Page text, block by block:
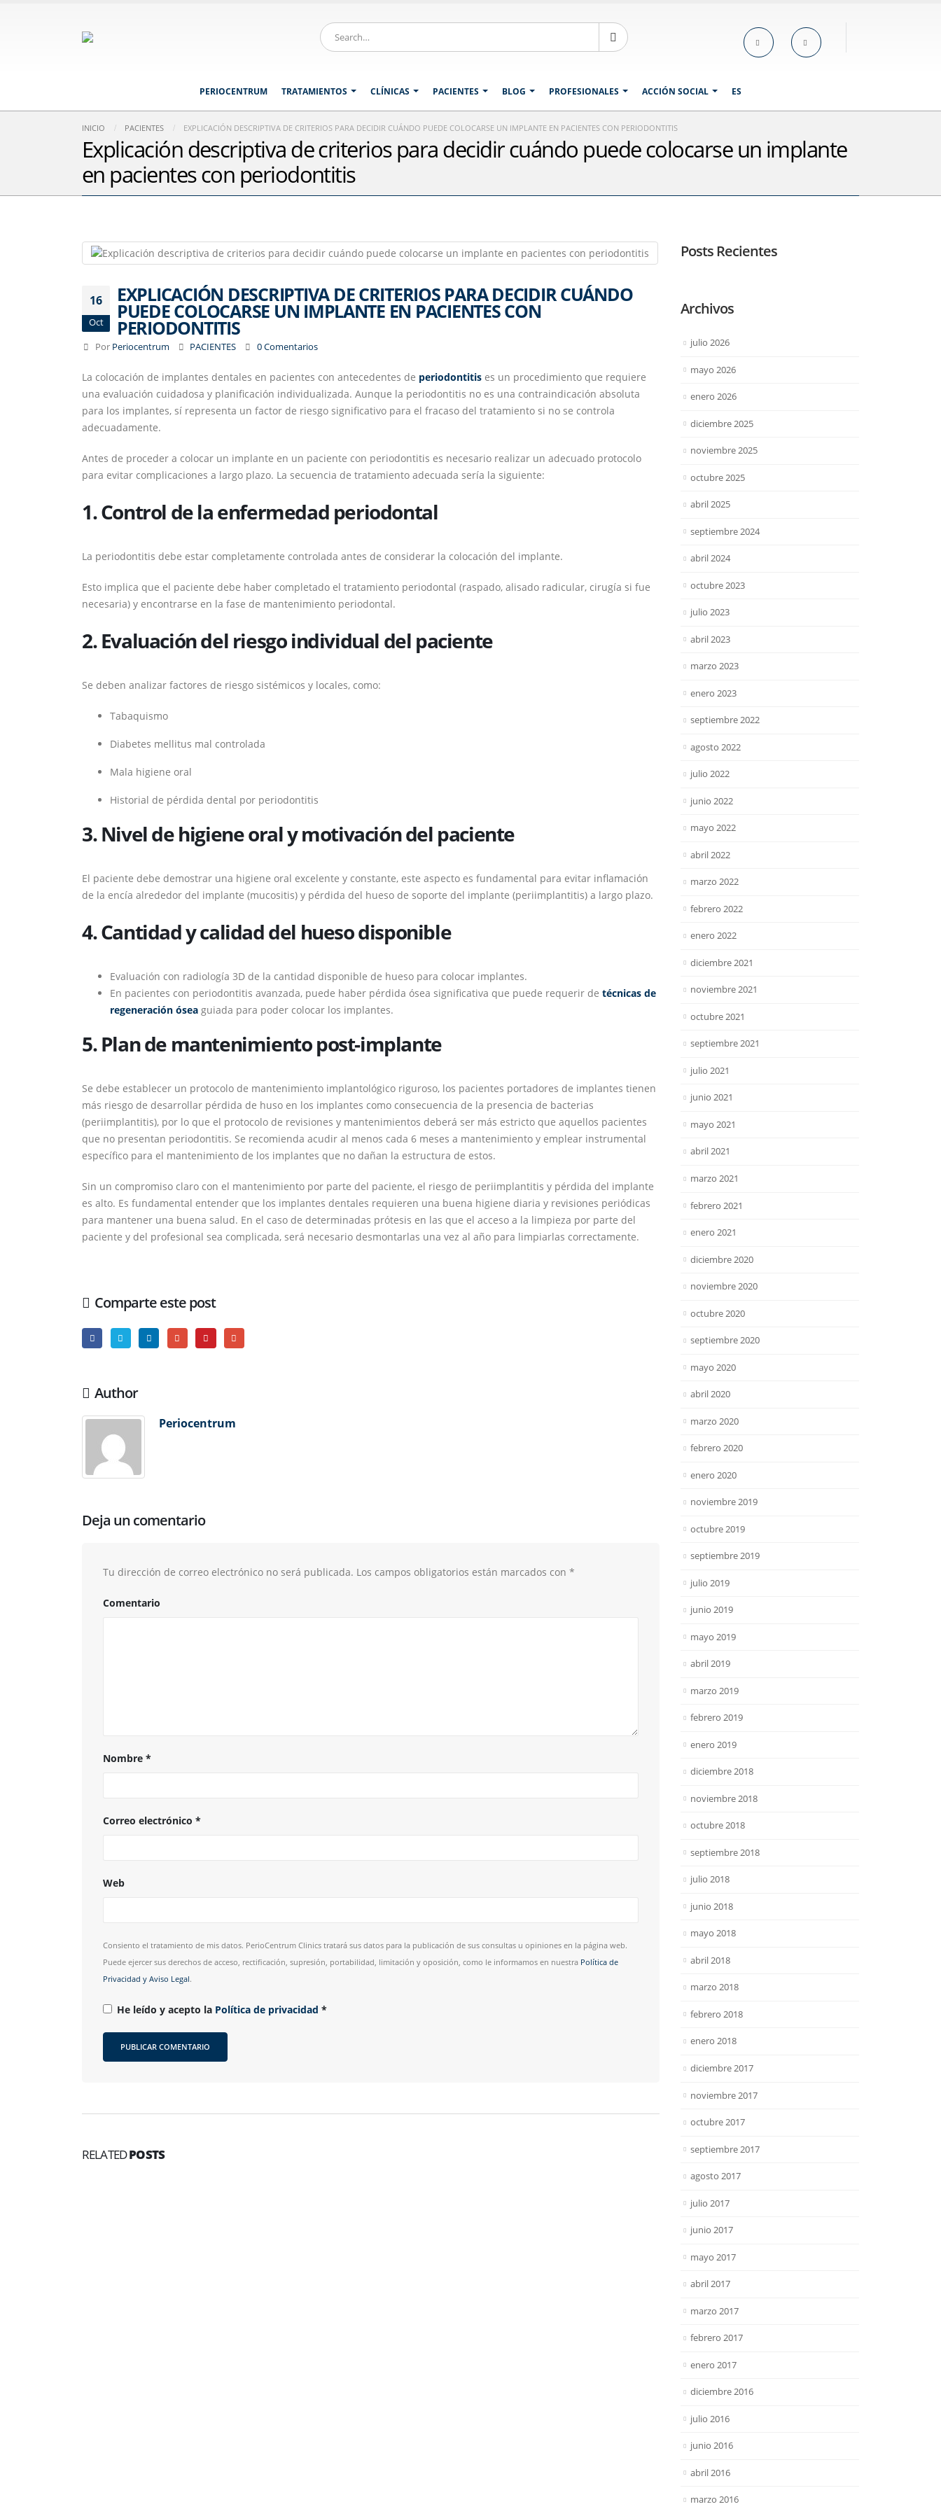
PERIOCENTRUM TRATAMIENTOS CLÍNICAS PACIENTES BLOG PROFESIONALES ACCIÓN SOCIAL ES
INICIO PACIENTES EXPLICACIÓN DESCRIPTIVA DE CRITERIOS PARA DECIDIR CUÁNDO PUEDE COLOCARSE UN IMPLANTE EN PACIENTES CON PERIODONTITIS
Explicación descriptiva de criterios para decidir cuándo puede colocarse un implante
en pacientes con periodontitis
16
Oct
EXPLICACIÓN DESCRIPTIVA DE CRITERIOS PARA DECIDIR CUÁNDO
PUEDE COLOCARSE UN IMPLANTE EN PACIENTES CON
PERIODONTITIS
Por Periocentrum PACIENTES 0 Comentarios
La colocación de implantes dentales en pacientes con antecedentes de periodontitis es un procedimiento que requiere
una evaluación cuidadosa y planificación individualizada. Aunque la periodontitis no es una contraindicación absoluta
para los implantes, sí representa un factor de riesgo significativo para el fracaso del tratamiento si no se controla
adecuadamente.
Antes de proceder a colocar un implante en un paciente con periodontitis es necesario realizar un adecuado protocolo
para evitar complicaciones a largo plazo. La secuencia de tratamiento adecuada sería la siguiente:
1. Control de la enfermedad periodontal
La periodontitis debe estar completamente controlada antes de considerar la colocación del implante.
Esto implica que el paciente debe haber completado el tratamiento periodontal (raspado, alisado radicular, cirugía si fue
necesaria) y encontrarse en la fase de mantenimiento periodontal.
2. Evaluación del riesgo individual del paciente
Se deben analizar factores de riesgo sistémicos y locales, como:
Tabaquismo
Diabetes mellitus mal controlada
Mala higiene oral
Historial de pérdida dental por periodontitis
3. Nivel de higiene oral y motivación del paciente
El paciente debe demostrar una higiene oral excelente y constante, este aspecto es fundamental para evitar inflamación
de la encía alrededor del implante (mucositis) y pérdida del hueso de soporte del implante (periimplantitis) a largo plazo.
4. Cantidad y calidad del hueso disponible
Evaluación con radiología 3D de la cantidad disponible de hueso para colocar implantes.
En pacientes con periodontitis avanzada, puede haber pérdida ósea significativa que puede requerir de técnicas de
regeneración ósea guiada para poder colocar los implantes.
5. Plan de mantenimiento post-implante
Se debe establecer un protocolo de mantenimiento implantológico riguroso, los pacientes portadores de implantes tienen
más riesgo de desarrollar pérdida de huso en los implantes como consecuencia de la presencia de bacterias
(periimplantitis), por lo que el protocolo de revisiones y mantenimientos deberá ser más estricto que aquellos pacientes
que no presentan periodontitis. Se recomienda acudir al menos cada 6 meses a mantenimiento y emplear instrumental
específico para el mantenimiento de los implantes que no dañan la estructura de estos.
Sin un compromiso claro con el mantenimiento por parte del paciente, el riesgo de periimplantitis y pérdida del implante
es alto. Es fundamental entender que los implantes dentales requieren una buena higiene diaria y revisiones periódicas
para mantener una buena salud. En el caso de determinadas prótesis en las que el acceso a la limpieza por parte del
paciente y del profesional sea complicada, será necesario desmontarlas una vez al año para limpiarlas correctamente.
Comparte este post
Author
Periocentrum
Deja un comentario
Tu dirección de correo electrónico no será publicada. Los campos obligatorios están marcados con *
Comentario
Nombre *
Correo electrónico *
Web
Consiento el tratamiento de mis datos. PerioCentrum Clinics tratará sus datos para la publicación de sus consultas u opiniones en la página web.
Puede ejercer sus derechos de acceso, rectificación, supresión, portabilidad, limitación y oposición, como le informamos en nuestra Política de
Privacidad y Aviso Legal.
He leído y acepto la Política de privacidad *
RELATEDPOSTS
Posts Recientes
Archivos
julio 2026
mayo 2026
enero 2026
diciembre 2025
noviembre 2025
octubre 2025
abril 2025
septiembre 2024
abril 2024
octubre 2023
julio 2023
abril 2023
marzo 2023
enero 2023
septiembre 2022
agosto 2022
julio 2022
junio 2022
mayo 2022
abril 2022
marzo 2022
febrero 2022
enero 2022
diciembre 2021
noviembre 2021
octubre 2021
septiembre 2021
julio 2021
junio 2021
mayo 2021
abril 2021
marzo 2021
febrero 2021
enero 2021
diciembre 2020
noviembre 2020
octubre 2020
septiembre 2020
mayo 2020
abril 2020
marzo 2020
febrero 2020
enero 2020
noviembre 2019
octubre 2019
septiembre 2019
julio 2019
junio 2019
mayo 2019
abril 2019
marzo 2019
febrero 2019
enero 2019
diciembre 2018
noviembre 2018
octubre 2018
septiembre 2018
julio 2018
junio 2018
mayo 2018
abril 2018
marzo 2018
febrero 2018
enero 2018
diciembre 2017
noviembre 2017
octubre 2017
septiembre 2017
agosto 2017
julio 2017
junio 2017
mayo 2017
abril 2017
marzo 2017
febrero 2017
enero 2017
diciembre 2016
julio 2016
junio 2016
abril 2016
marzo 2016